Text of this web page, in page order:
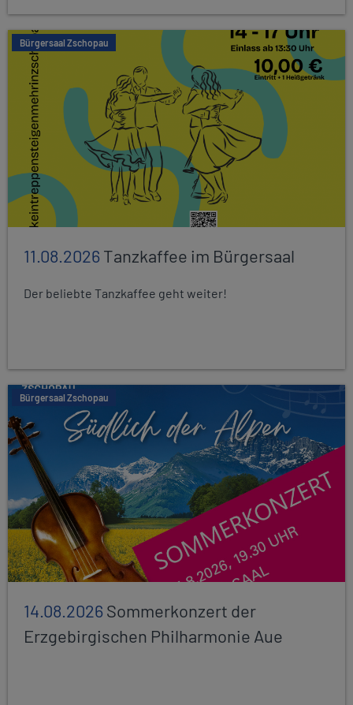
Bürgersaal Zschopau
11.08.2026Tanzkaffee im Bürgersaal
Der beliebte Tanzkaffee geht weiter!
Bürgersaal Zschopau
14.08.2026Sommerkonzert der
Erzgebirgischen Philharmonie Aue